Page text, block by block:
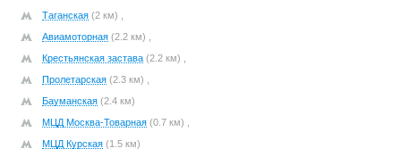
Таганская (2 км) ,
Авиамоторная (2.2 км) ,
Крестьянская застава (2.2 км) ,
Пролетарская (2.3 км) ,
Бауманская (2.4 км)
МЦД Москва-Товарная (0.7 км) ,
МЦД Курская (1.5 км)